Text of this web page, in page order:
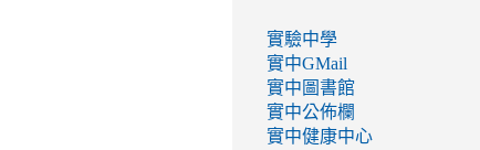
實驗中學
實中GMail
實中圖書館
實中公佈欄
實中健康中心